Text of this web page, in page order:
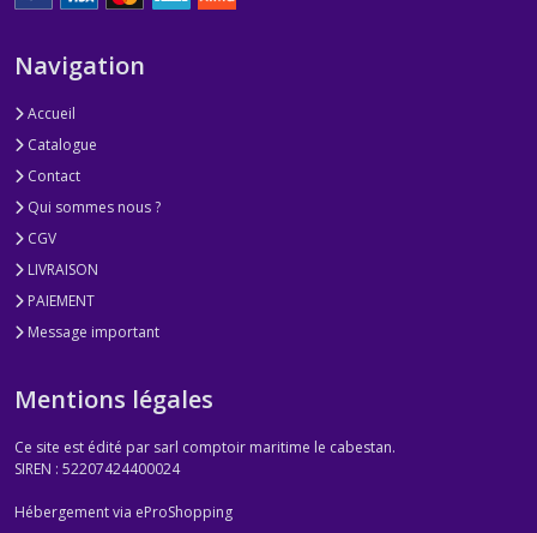
Navigation
Accueil
Catalogue
Contact
Qui sommes nous ?
CGV
LIVRAISON
PAIEMENT
Message important
Mentions légales
Ce site est édité par sarl comptoir maritime le cabestan.
SIREN : 52207424400024
Hébergement via eProShopping